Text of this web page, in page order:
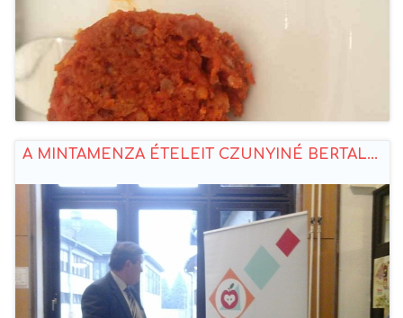
A MINTAMENZA ÉTELEIT CZUNYINÉ BERTAL...